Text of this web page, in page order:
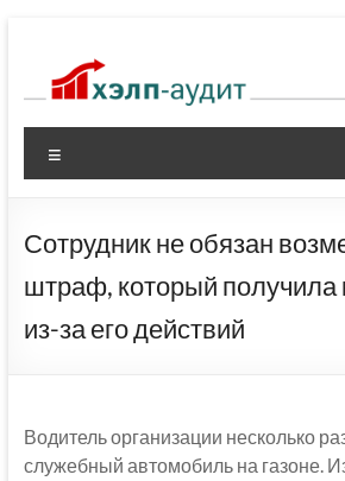
содержимому
Сотрудник не обязан
штраф, который получила
из-за его действий
Водитель организации несколько
служебный автомобиль на газоне.